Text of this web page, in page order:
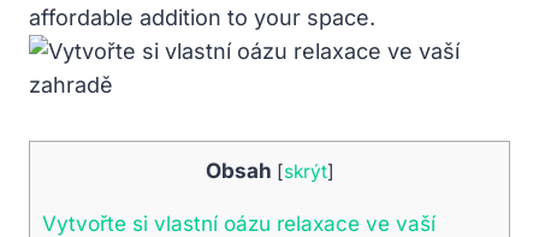
affordable addition to your space.
Obsah [skrýt]
Vytvořte si vlastní oázu relaxace ve vaší